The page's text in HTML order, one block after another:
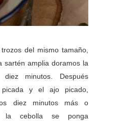
del mismo tamaño,
sartén amplia doramos la
minutos. Después
y el ajo picado,
diez minutos más o
la cebolla se ponga